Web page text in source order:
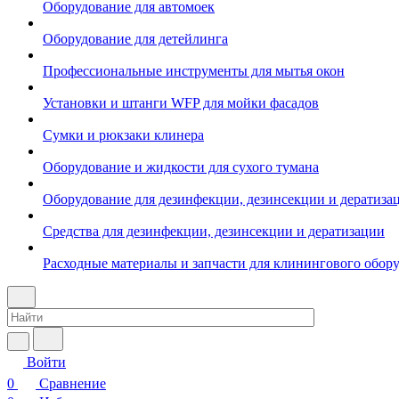
Оборудование для автомоек
Оборудование для детейлинга
Профессиональные инструменты для мытья окон
Установки и штанги WFP для мойки фасадов
Сумки и рюкзаки клинера
Оборудование и жидкости для сухого тумана
Оборудование для дезинфекции, дезинсекции и
Средства для дезинфекции, дезинсекции и дератизации
Расходные материалы и запчасти для клинингового
Войти
0
Сравнение